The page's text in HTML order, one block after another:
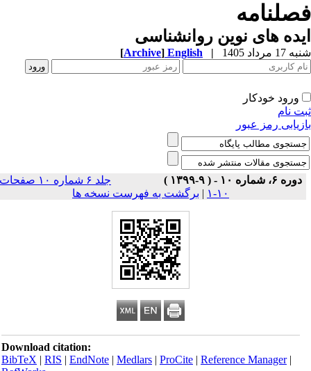
های نوین روانشناسی
مرداد 1405 |
English
[Archive]
ورود خودکار
نام
رمز عبور
دوره ۶، شماره ۱۰ - ( ۹-۱۳۹۹ )
جلد ۶ شماره ۱۰ صفحات
۱۰-۱
| برگشت به فهرست نسخه ها
Download citation:
BibTeX|RIS|EndNote|Medlars|ProCite|Reference Manager